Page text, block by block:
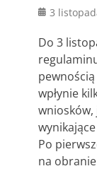
Posted
3
Do 3
wpłynie
wniosków,
Po
na obranie